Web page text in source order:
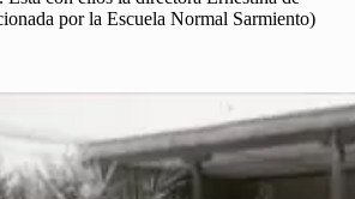
por la Escuela Normal Sarmiento)